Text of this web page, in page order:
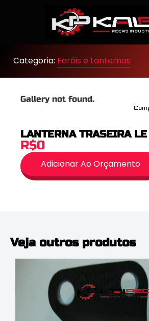
Categoria: Faróis e Lanternas
Gallery not found.
LANTERNA TRASEIRA LE
R$0
Adicionar Ao Orçamento
Veja outros produtos